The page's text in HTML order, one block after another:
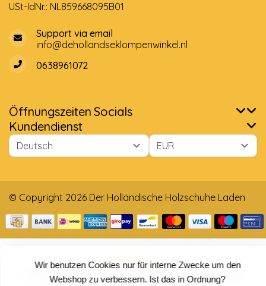
Wir benutzen Cookies nur für interne Zwecke um den
Webshop zu verbessern. Ist das in Ordnung?
USt-IdNr.: NL859668095B01
Support via email
info@dehollandseklompenwinkel.nl
0638961072
Öffnungszeiten Socials
Kundendienst
© Copyright 2026 Der Holländische Holzschuhe Laden
Sterne, basierend auf4025Bewertungen.4025